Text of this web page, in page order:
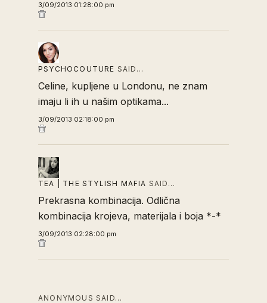
3/09/2013 01:28:00 pm
PSYCHOCOUTURE SAID…
Celine, kupljene u Londonu, ne znam
imaju li ih u našim optikama...
3/09/2013 02:18:00 pm
TEA | THE STYLISH MAFIA SAID…
Prekrasna kombinacija. Odlična
kombinacija krojeva, materijala i boja *-*
3/09/2013 02:28:00 pm
ANONYMOUS SAID…